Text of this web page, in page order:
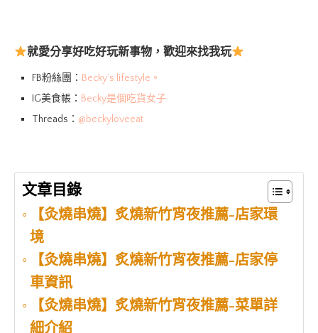
就愛分享好吃好玩新事物，歡迎來找我玩
FB粉絲團： Becky’s lifestyle。
IG美食帳： Becky是個吃貨女子
Threads： @beckyloveeat
文章目錄
【灸燒串燒】炙燒新竹宵夜推薦-店家環
境
【灸燒串燒】炙燒新竹宵夜推薦-店家停
車資訊
【灸燒串燒】炙燒新竹宵夜推薦-菜單詳
細介紹